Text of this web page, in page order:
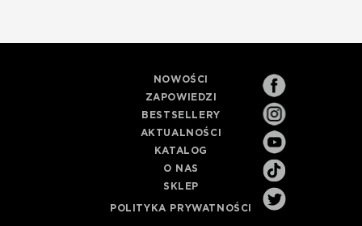
NOWOŚCI
ZAPOWIEDZI
BESTSELLERY
AKTUALNOŚCI
KATALOG
O NAS
SKLEP
POLITYKA PRYWATNOŚCI